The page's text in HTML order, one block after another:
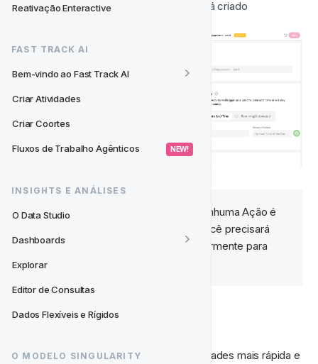
Reativação Enteractive
FAST TRACK AI
Bem-vindo ao Fast Track AI
Criar Atividades
Criar Coortes
Fluxos de Trabalho Agênticos NEW!
INSIGHTS E ANÁLISES
O Data Studio
Dashboards
Explorar
Editor de Consultas
Dados Flexíveis e Rígidos
O MODELO SINGULARITY
for encontrada, um novo projeto será criado
🛠️ Uma nota sobre Ações:
Nenhuma Ação é
adicionada automaticamente. Você precisará
adicioná-las à Atividade posteriormente para
Por que é Útil
Esta atualização torna a criação de Atividades mais rápida e